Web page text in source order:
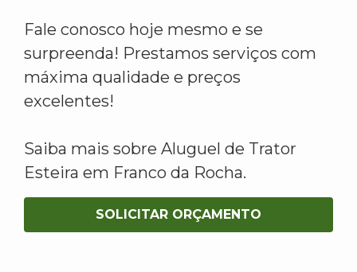
Fale conosco hoje mesmo e se
surpreenda! Prestamos serviços com
máxima qualidade e preços
excelentes!
Saiba mais sobre Aluguel de Trator
Esteira em Franco da Rocha.
SOLICITAR ORÇAMENTO